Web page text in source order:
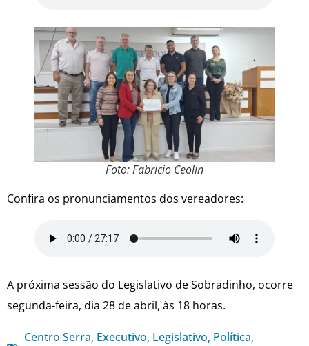
Foto: Fabricio Ceolin
Confira os pronunciamentos dos vereadores:
A próxima sessão do Legislativo de Sobradinho, ocorre
segunda-feira, dia 28 de abril, às 18 horas.
Centro Serra, Executivo, Legislativo, Política,